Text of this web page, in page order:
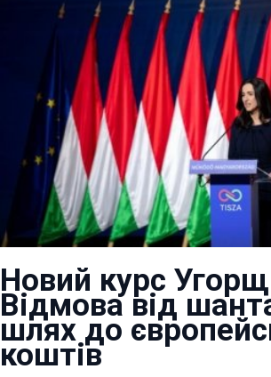
Новий курс
Відмова від
шлях до
коштів